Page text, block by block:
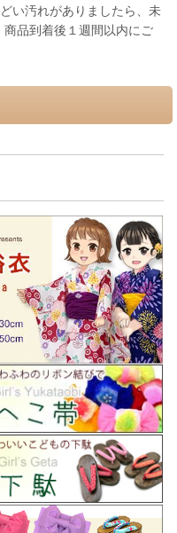
い汚れがありましたら、未
品到着後１週間以内にご